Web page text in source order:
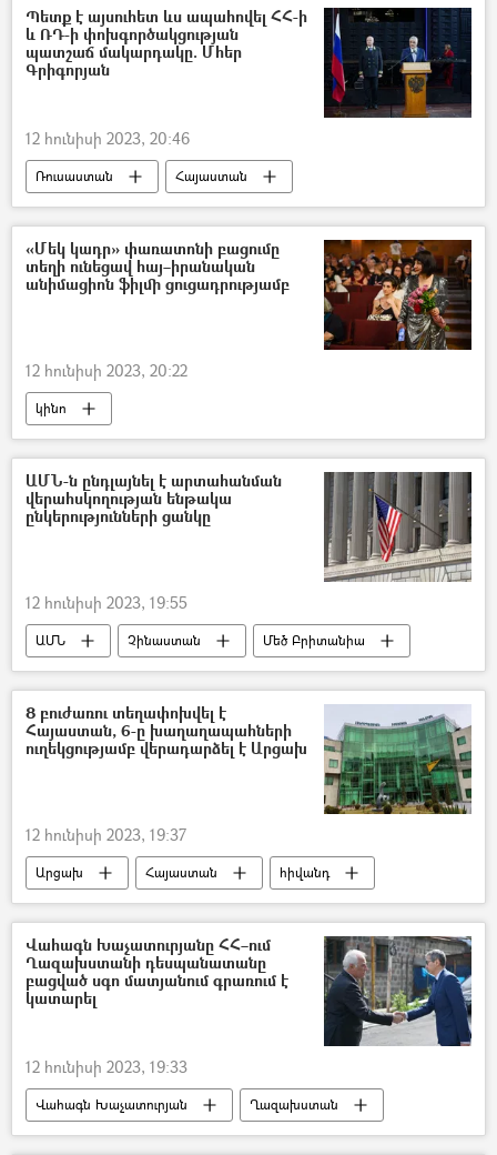
Պետք է այսուհետ ևս ապահովել ՀՀ-ի
և ՌԴ-ի փոխգործակցության
պատշաճ մակարդակը. Մհեր
Գրիգորյան
12 հունիսի 2023, 20:46
Ռուսաստան
Հայաստան
Մհեր Գրիգորյան
Հայաստան-Ռուսաստան համագործակցություն
«Մեկ կադր» փառատոնի բացումը
տեղի ունեցավ հայ–իրանական
անիմացիոն ֆիլմի ցուցադրությամբ
12 հունիսի 2023, 20:22
կինո
ԱՄՆ-ն ընդլայնել է արտահանման
վերահսկողության ենթակա
ընկերությունների ցանկը
12 հունիսի 2023, 19:55
ԱՄՆ Չինաստան
Մեծ Բրիտանիա
Արաբական միացյալ էմիրություններ (ԱՄԷ)
8 բուժառու տեղափոխվել է
Հայաստան, 6-ը խաղաղապահների
ուղեկցությամբ վերադարձել է Արցախ
12 հունիսի 2023, 19:37
Արցախ Հայաստան
հիվանդ
Խաղաղապահներն Արցախում
Վահագն Խաչատուրյանը ՀՀ–ում
Ղազախստանի դեսպանատանը
բացված սգո մատյանում գրառում է
կատարել
12 հունիսի 2023, 19:33
Վահագն Խաչատուրյան
Ղազախստան
Դեսպան
ցավակցություն